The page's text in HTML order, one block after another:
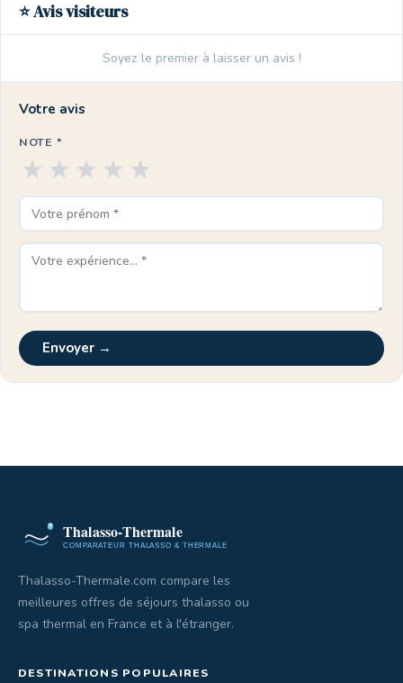
⭐ Avis visiteurs
Soyez le premier à laisser un avis !
Votre avis
NOTE *
★
★
★
★
★
Envoyer →
Thalasso-Thermale.com compare les
meilleures offres de séjours thalasso ou
spa thermal en France et à l'étranger.
DESTINATIONS POPULAIRES